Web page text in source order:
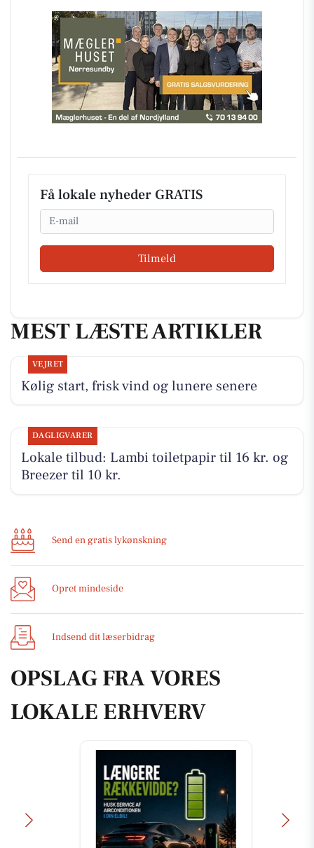
Få lokale nyheder GRATIS
Email
Tilmeld
MEST LÆSTE ARTIKLER
VEJRET
Kølig start, frisk vind og lunere senere
DAGLIGVARER
Lokale tilbud: Lambi toiletpapir til 16 kr. og
Breezer til 10 kr.
Send en gratis lykønskning
Opret mindeside
Indsend dit læserbidrag
OPSLAG FRA VORES
LOKALE ERHVERV